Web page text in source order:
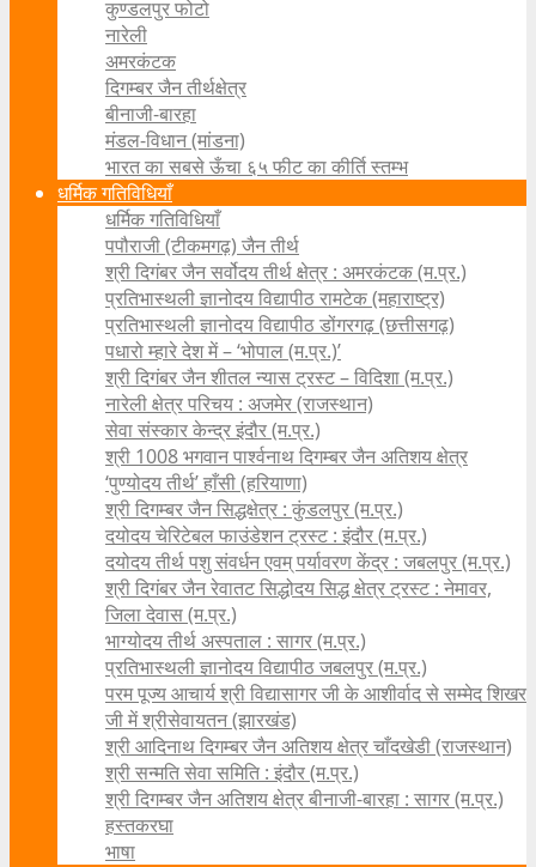
कुण्डलपुर फोटो
नारेली
अमरकंटक
दिगम्बर जैन तीर्थक्षेत्र
बीनाजी-बारहा
मंडल-विधान (मांडना)
भारत का सबसे ऊँचा ६५ फीट का कीर्ति स्तम्भ
धर्मिक गतिविधियाँ
धर्मिक गतिविधियाँ
पपौराजी (टीकमगढ़) जैन तीर्थ
श्री दिगंबर जैन सर्वोदय तीर्थ क्षेत्र : अमरकंटक (म.प्र.)
प्रतिभास्थली ज्ञानोदय विद्यापीठ रामटेक (महाराष्ट्र)
प्रतिभास्थली ज्ञानोदय विद्यापीठ डोंगरगढ़ (छत्तीसगढ़)
पधारो म्हारे देश में – ‘भोपाल (म.प्र.)’
श्री दिगंबर जैन शीतल न्यास ट्रस्ट – विदिशा (म.प्र.)
नारेली क्षेत्र परिचय : अजमेर (राजस्थान)
सेवा संस्कार केन्द्र इंदौर (म.प्र.)
श्री 1008 भगवान पार्श्वनाथ दिगम्बर जैन अतिशय क्षे‍त्र
‘पुण्योदय तीर्थ’ हाँसी (हरियाणा)
श्री दिगम्बर जैन सिद्धक्षेत्र : कुंडलपुर (म.प्र.)
दयोदय चेरिटेबल फाउंडेशन ट्रस्ट : इंदौर (म.प्र.)
दयोदय तीर्थ पशु संवर्धन एवम्‌ पर्यावरण केंद्र : जबलपुर (म.प्र.)
श्री दिगंबर जैन रेवातट सिद्धोदय सिद्ध क्षेत्र ट्रस्ट : नेमावर,
जिला देवास (म.प्र.)
भाग्योदय तीर्थ अस्पताल : सागर (म.प्र.)
प्रतिभास्थली ज्ञानोदय विद्यापीठ जबलपुर (म.प्र.)
परम पूज्य आचार्य श्री विद्यासागर जी के आशीर्वाद से सम्मेद शिखर
जी में श्रीसेवायतन (झारखंड)
श्री आदिनाथ दिगम्बर जैन अतिशय क्षेत्र चाँदखेडी (राजस्थान)
श्री सन्मति सेवा समिति : इंदौर (म.प्र.)
श्री दिगम्बर जैन अतिशय क्षेत्र बीनाजी-बारहा : सागर (म.प्र.)
हस्तकरघा
भाषा